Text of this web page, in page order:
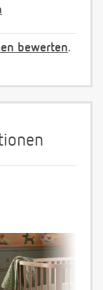
bewerten.